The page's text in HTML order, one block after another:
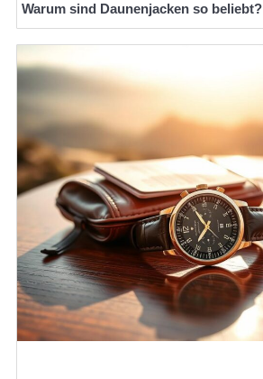
Warum sind Daunenjacken so beliebt?